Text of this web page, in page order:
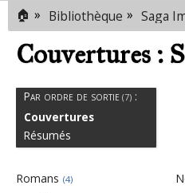
🏠 » Bibliothèque » Saga
Couvertures :
Par ordre de sortie (7) :
Couvertures
Résumés
Romans (4)